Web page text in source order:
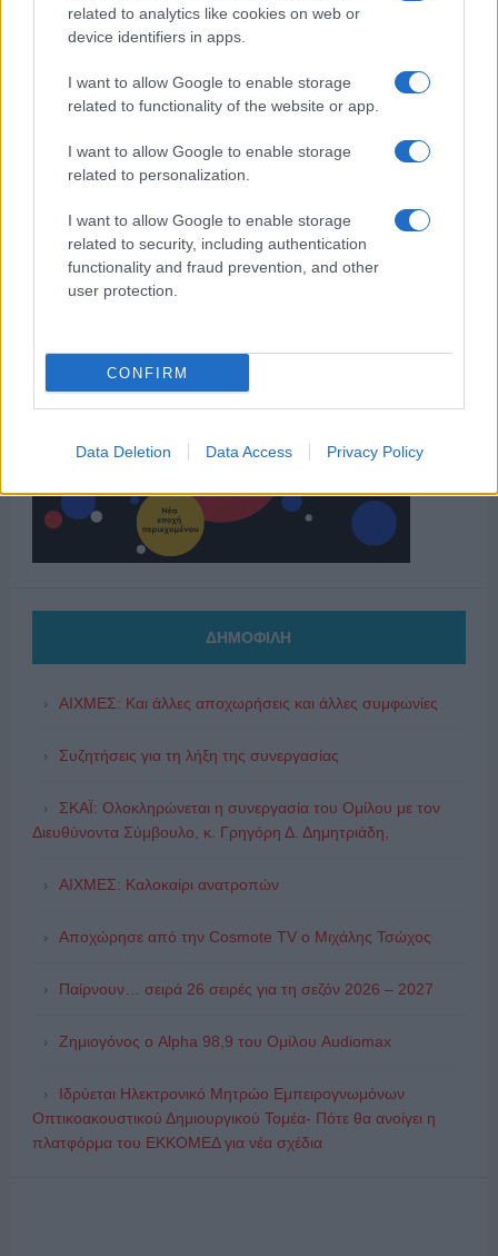
related to analytics like cookies on web or
device identifiers in apps.
I want to allow Google to enable storage
related to functionality of the website or app.
I want to allow Google to enable storage
related to personalization.
I want to allow Google to enable storage
related to security, including authentication
functionality and fraud prevention, and other
user protection.
CONFIRM
Data Deletion Data Access Privacy Policy
ΔΗΜΟΦΙΛΗ
ΑΙΧΜΕΣ: Και άλλες αποχωρήσεις και άλλες συμφωνίες
Συζητήσεις για τη λήξη της συνεργασίας
ΣΚΑΪ: Ολοκληρώνεται η συνεργασία του Ομίλου με τον
Διευθύνοντα Σύμβουλο, κ. Γρηγόρη Δ. Δημητριάδη,
ΑΙΧΜΕΣ: Καλοκαίρι ανατροπών
Αποχώρησε από την Cosmote TV o Μιχάλης Τσώχος
Παίρνουν… σειρά 26 σειρές για τη σεζόν 2026 – 2027
Ζημιογόνος ο Alpha 98,9 του Ομίλου Audiomax
Ιδρύεται Ηλεκτρονικό Μητρώο Εμπειρογνωμόνων
Οπτικοακουστικού Δημιουργικού Τομέα- Πότε θα ανοίγει η
πλατφόρμα του ΕΚΚΟΜΕΔ για νέα σχέδια